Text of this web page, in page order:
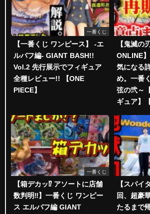
一番くじ
【一番くじ ワンピース】 -エ
ルバフ編- GIANT BASH!!
Vol.2 先行展示でフィギュア
全種レビュー!! 【ONE
PIECE】
【鬼滅の
ONLINE
気になる
め。一番
弦の弐～
ギュア】
一番くじ
【箱デカッ⁉︎ アソートに店舗
数判明‼︎】一番くじ ワンピー
ス エルバフ編 GIANT
【スパイ
回、超豪
たるまで